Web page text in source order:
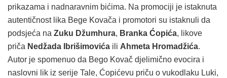
prikazama i nadnaravnim bićima. Na promociji je istaknuta
autentičnost lika Bege Kovača i promotori su istaknuli da
podsjeća na Zuku Džumhura, Branka Ćopića, likove
priča Nedžada Ibrišimovića ili Ahmeta Hromadžića.
Autor je spomenuo da Bego Kovač djelimično evocira i
naslovni lik iz serije Tale, Ćopićevu priču o vukodlaku Luki,